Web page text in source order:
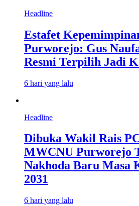
Headline
Estafet
Purworejo: Gus
Resmi Terpilih Jadi
6 hari yang lalu
Headline
Dibuka Wakil Rais
MWCNU Purworejo
Nakhoda Baru Masa
2031
6 hari yang lalu